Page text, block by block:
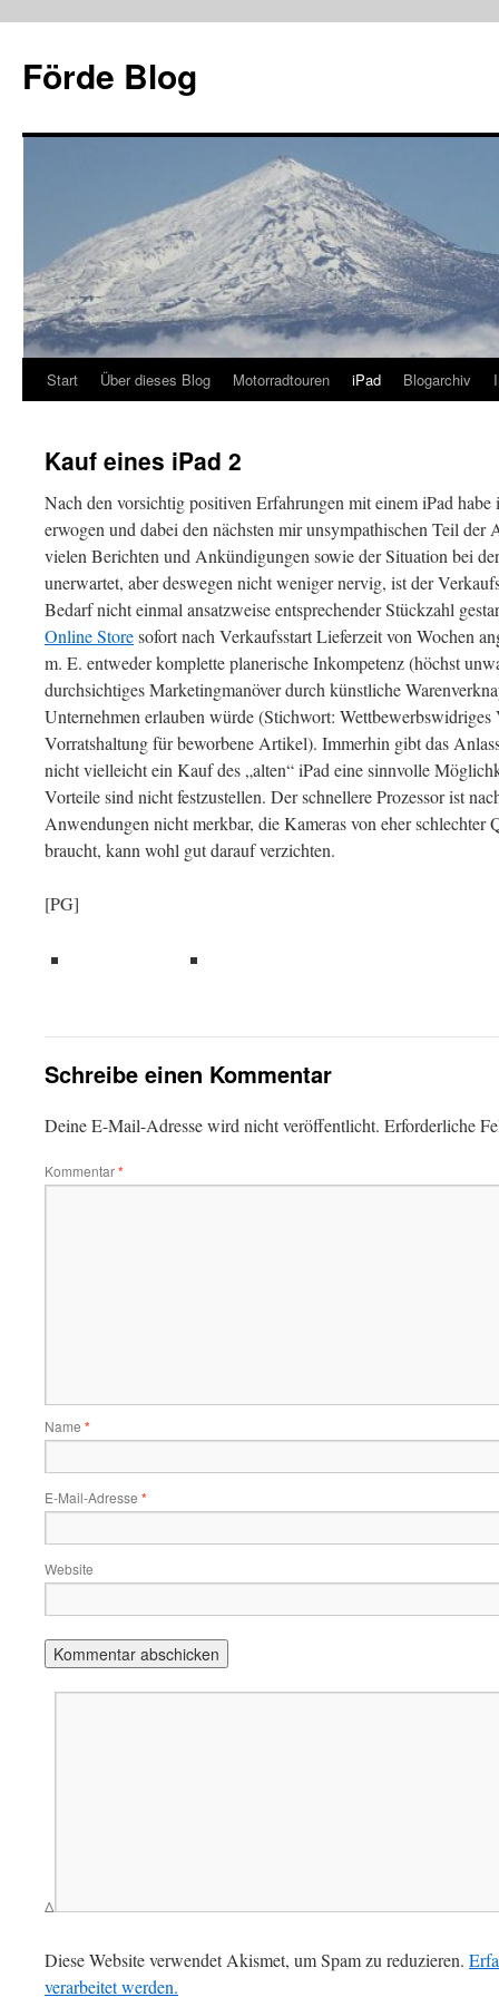
springen
Förde Blog
Start Über dieses Blog Motorradtouren iPad Blogarchiv
Kauf eines iPad 2
Nach den vorsichtig positiven Erfahrungen mit einem iPad
erwogen und dabei den nächsten mir unsympathischen Teil der
vielen Berichten und Ankündigungen sowie der Situation bei
unerwartet, aber deswegen nicht weniger nervig, ist der
Bedarf nicht einmal ansatzweise entsprechender Stückzahl
Online Storesofort nach Verkaufsstart Lieferzeit von Wochen
m. E. entweder komplette planerische Inkompetenz (höchst
durchsichtiges Marketingmanöver durch künstliche
Unternehmen erlauben würde (Stichwort: Wettbewerbswidriges
Vorratshaltung für beworbene Artikel). Immerhin gibt das
nicht vielleicht ein Kauf des „alten“ iPad eine sinnvolle
Vorteile sind nicht festzustellen. Der schnellere Prozessor ist
Anwendungen nicht merkbar, die Kameras von eher
braucht, kann wohl gut darauf verzichten.
[PG]
Schreibe einen Kommentar
Deine E-Mail-Adresse wird nicht veröffentlicht. Erforderliche
Kommentar*
Name *
E-Mail-Adresse *
Website
Δ
Diese Website verwendet Akismet, um Spam zu reduzieren.
verarbeitet werden.